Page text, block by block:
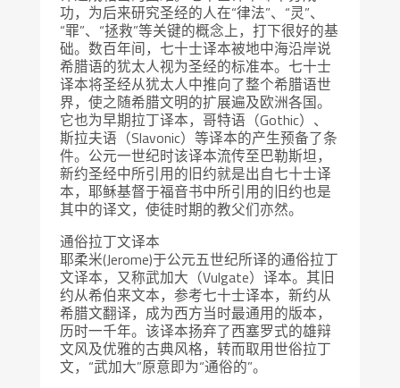
功，为后来研究圣经的人在“律法”、“灵”、
“罪”、“拯救”等关键的概念上，打下很好的基
础。数百年间，七十士译本被地中海沿岸说
希腊语的犹太人视为圣经的标准本。七十士
译本将圣经从犹太人中推向了整个希腊语世
界，使之随希腊文明的扩展遍及欧洲各国。
它也为早期拉丁译本，哥特语（Gothic）、
斯拉夫语（Slavonic）等译本的产生预备了条
件。公元一世纪时该译本流传至巴勒斯坦，
新约圣经中所引用的旧约就是出自七十士译
本，耶稣基督于福音书中所引用的旧约也是
其中的译文，使徒时期的教父们亦然。
通俗拉丁文译本
耶柔米(Jerome)于公元五世纪所译的通俗拉丁
文译本，又称武加大（Vulgate）译本。其旧
约从希伯来文本，参考七十士译本，新约从
希腊文翻译，成为西方当时最通用的版本，
历时一千年。该译本扬弃了西塞罗式的雄辩
文风及优雅的古典风格，转而取用世俗拉丁
文，“武加大”原意即为“通俗的”。